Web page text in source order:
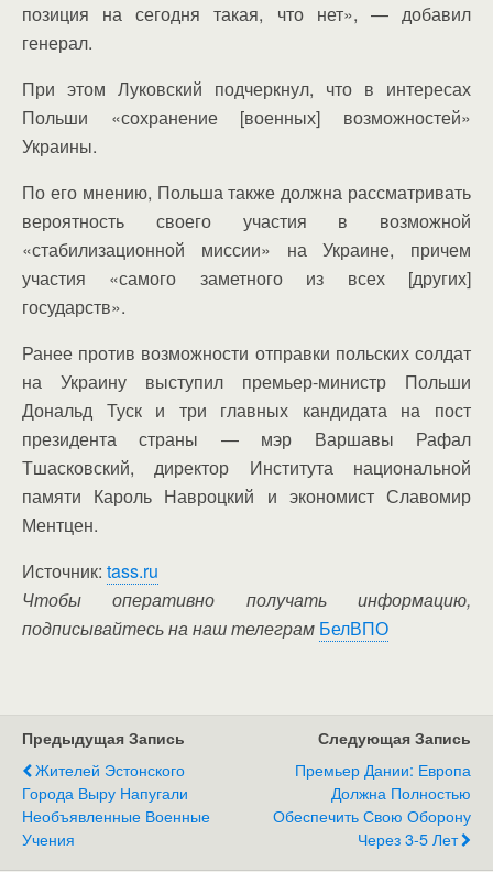
позиция на сегодня такая, что нет», — добавил
генерал.
При этом Луковский подчеркнул, что в интересах
Польши «сохранение [военных] возможностей»
Украины.
По его мнению, Польша также должна рассматривать
вероятность своего участия в возможной
«стабилизационной миссии» на Украине, причем
участия «самого заметного из всех [других]
государств».
Ранее против возможности отправки польских солдат
на Украину выступил премьер-министр Польши
Дональд Туск и три главных кандидата на пост
президента страны — мэр Варшавы Рафал
Тшасковский, директор Института национальной
памяти Кароль Навроцкий и экономист Славомир
Ментцен.
Источник: tass.ru
Чтобы оперативно получать информацию,
подписывайтесь на наш телеграм БелВПО
Предыдущая Запись
Жителей Эстонского
Города Выру Напугали
Необъявленные Военные
Учения
Следующая Запись
Премьер Дании: Европа
Должна Полностью
Обеспечить Свою Оборону
Через 3-5 Лет